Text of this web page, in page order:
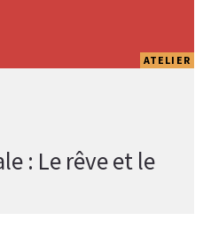
: Le rêve et le
ATELIER